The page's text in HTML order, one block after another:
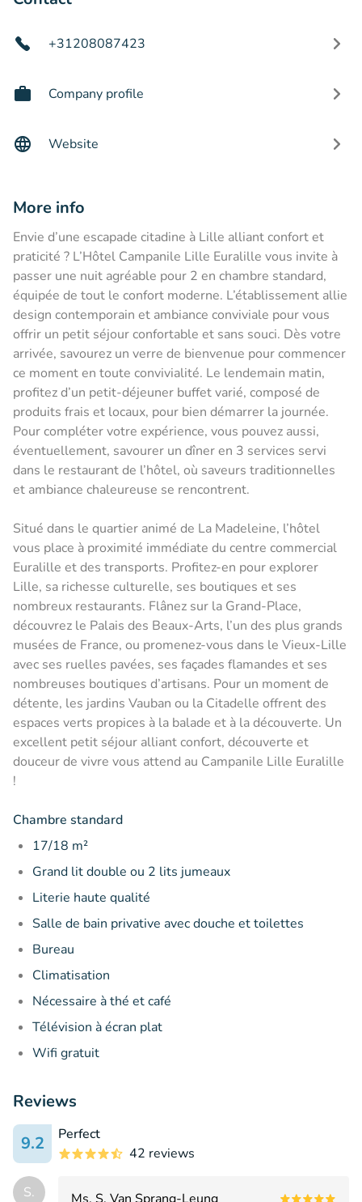
+31208087423
Company profile
Website
More info
Envie d’une escapade citadine à Lille alliant confort et
praticité ? L’Hôtel Campanile Lille Euralille vous invite à
passer une nuit agréable pour 2 en chambre standard,
équipée de tout le confort moderne. L’établissement allie
design contemporain et ambiance conviviale pour vous
offrir un petit séjour confortable et sans souci. Dès votre
arrivée, savourez un verre de bienvenue pour commencer
ce moment en toute convivialité. Le lendemain matin,
profitez d’un petit-déjeuner buffet varié, composé de
produits frais et locaux, pour bien démarrer la journée.
Pour compléter votre expérience, vous pouvez aussi,
éventuellement, savourer un dîner en 3 services servi
dans le restaurant de l’hôtel, où saveurs traditionnelles
et ambiance chaleureuse se rencontrent.
Situé dans le quartier animé de La Madeleine, l’hôtel
vous place à proximité immédiate du centre commercial
Euralille et des transports. Profitez-en pour explorer
Lille, sa richesse culturelle, ses boutiques et ses
nombreux restaurants. Flânez sur la Grand-Place,
découvrez le Palais des Beaux-Arts, l’un des plus grands
musées de France, ou promenez-vous dans le Vieux-Lille
avec ses ruelles pavées, ses façades flamandes et ses
nombreuses boutiques d’artisans. Pour un moment de
détente, les jardins Vauban ou la Citadelle offrent des
espaces verts propices à la balade et à la découverte. Un
excellent petit séjour alliant confort, découverte et
douceur de vivre vous attend au Campanile Lille Euralille
!
Chambre standard
17/18 m²
Grand lit double ou 2 lits jumeaux
Literie haute qualité
Salle de bain privative avec douche et toilettes
Bureau
Climatisation
Nécessaire à thé et café
Télévision à écran plat
Wifi gratuit
Reviews
9.2
Perfect
42 reviews
S.